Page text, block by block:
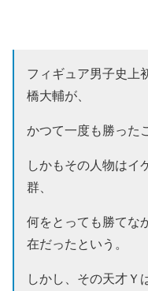
フィギュア男子史上
橋大輔が、
かつて一度も勝った
しかもその人物はイ
群、
何をとっても勝てな
在だったという。
しかし、その天才Ｙ